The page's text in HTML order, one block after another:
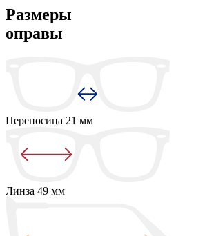
Размеры
оправы
Переносица 21 мм
Линза 49 мм